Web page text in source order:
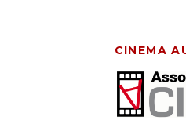
CINEMA